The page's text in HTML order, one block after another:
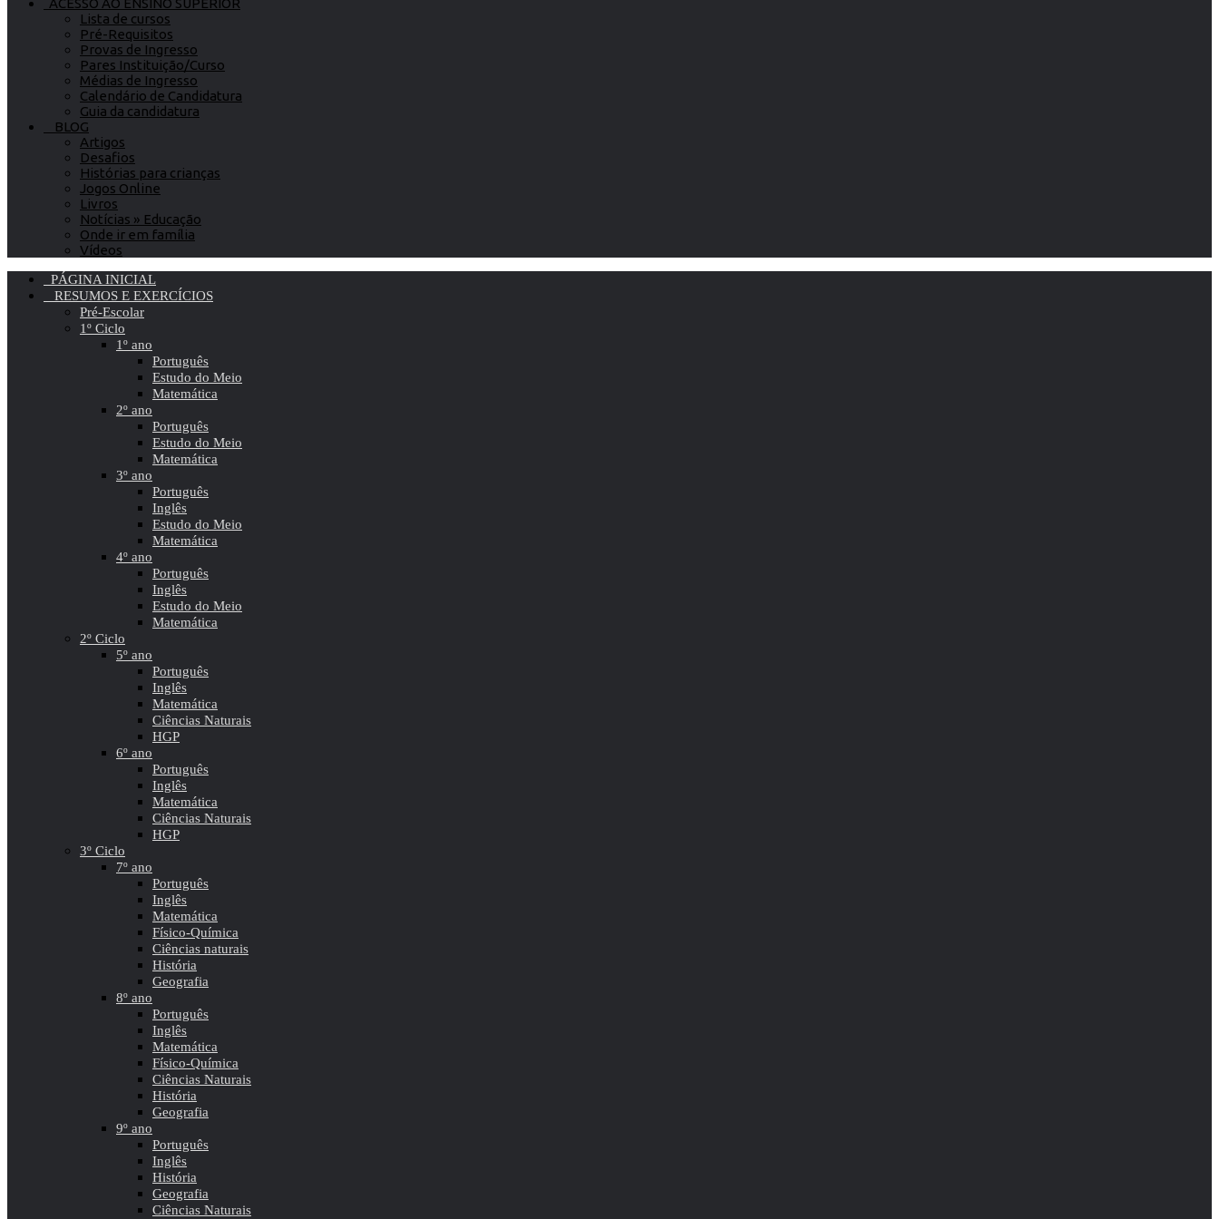
ACESSO AO ENSINO SUPERIOR
Lista de cursos
Pré-Requisitos
Provas de Ingresso
Pares Instituição/Curso
Médias de Ingresso
Calendário de Candidatura
Guia da candidatura
BLOG
Artigos
Desafios
Histórias para crianças
Jogos Online
Livros
Notícias » Educação
Onde ir em família
Vídeos
PÁGINA INICIAL
RESUMOS E EXERCÍCIOS
Pré-Escolar
1º Ciclo
1º ano
Português
Estudo do Meio
Matemática
2º ano
Português
Estudo do Meio
Matemática
3º ano
Português
Inglês
Estudo do Meio
Matemática
4º ano
Português
Inglês
Estudo do Meio
Matemática
2º Ciclo
5º ano
Português
Inglês
Matemática
Ciências Naturais
HGP
6º ano
Português
Inglês
Matemática
Ciências Naturais
HGP
3º Ciclo
7º ano
Português
Inglês
Matemática
Físico-Química
Ciências naturais
História
Geografia
8º ano
Português
Inglês
Matemática
Físico-Química
Ciências Naturais
História
Geografia
9º ano
Português
Inglês
História
Geografia
Ciências Naturais